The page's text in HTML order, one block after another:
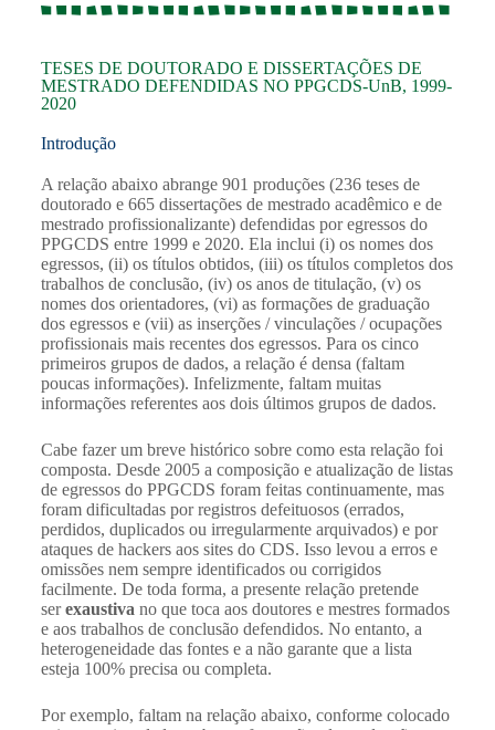
TESES DE DOUTORADO E DISSERTAÇÕES DE
MESTRADO DEFENDIDAS NO PPGCDS-UnB, 1999-
2020
Introdução
A relação abaixo abrange 901 produções (236 teses de
doutorado e 665 dissertações de mestrado acadêmico e de
mestrado profissionalizante) defendidas por egressos do
PPGCDS entre 1999 e 2020. Ela inclui (i) os nomes dos
egressos, (ii) os títulos obtidos, (iii) os títulos completos dos
trabalhos de conclusão, (iv) os anos de titulação, (v) os
nomes dos orientadores, (vi) as formações de graduação
dos egressos e (vii) as inserções / vinculações / ocupações
profissionais mais recentes dos egressos. Para os cinco
primeiros grupos de dados, a relação é densa (faltam
poucas informações). Infelizmente, faltam muitas
informações referentes aos dois últimos grupos de dados.
Cabe fazer um breve histórico sobre como esta relação foi
composta. Desde 2005 a composição e atualização de listas
de egressos do PPGCDS foram feitas continuamente, mas
foram dificultadas por registros defeituosos (errados,
perdidos, duplicados ou irregularmente arquivados) e por
ataques de hackers aos sites do CDS. Isso levou a erros e
omissões nem sempre identificados ou corrigidos
facilmente. De toda forma, a presente relação pretende
serexaustiva no que toca aos doutores e mestres formados
e aos trabalhos de conclusão defendidos. No entanto, a
heterogeneidade das fontes e a não garante que a lista
esteja 100% precisa ou completa.
Por exemplo, faltam na relação abaixo, conforme colocado